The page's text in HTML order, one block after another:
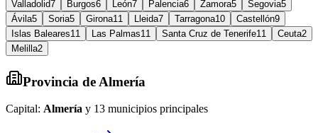
Valladolid7 Burgos6 León7 Palencia6 Zamora5 Segovia5
Ávila5 Soria5 Girona11 Lleida7 Tarragona10 Castellón9
Islas Baleares11 Las Palmas11 Santa Cruz de Tenerife11 Ceuta2
Melilla2
Provincia de Almería
Capital: Almería y 13 municipios principales